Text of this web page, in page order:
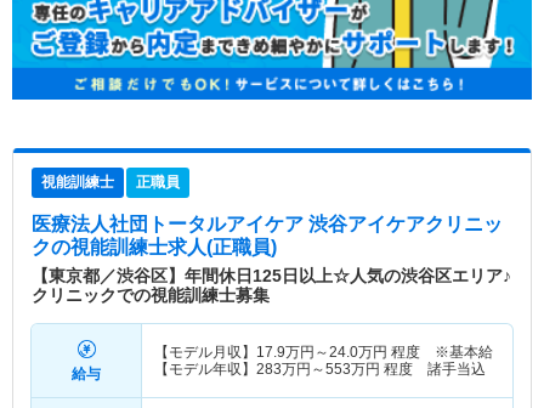
視能訓練士 正職員
医療法人社団トータルアイケア 渋谷アイケアクリニッ
クの視能訓練士求人(正職員)
【東京都／渋谷区】年間休日125日以上☆人気の渋谷区エリア♪
クリニックでの視能訓練士募集
給与
【モデル月収】 17.9万円～24.0万円 程度 ※基本給
【モデル年収】 283万円～553万円 程度 諸手当込